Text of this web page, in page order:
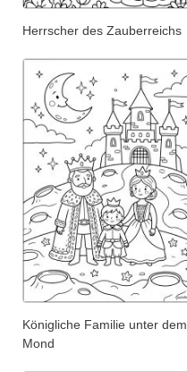
Herrscher des Zauberreichs
Königliche Familie unter dem
Mond